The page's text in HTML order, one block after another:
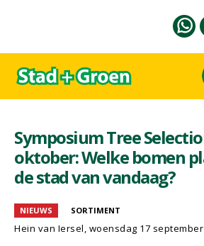
Symposium Tree
oktober: Welke bomen
de stad van vandaag?
NIEUWS SORTIMENT
Hein van Iersel, woensdag 17 september